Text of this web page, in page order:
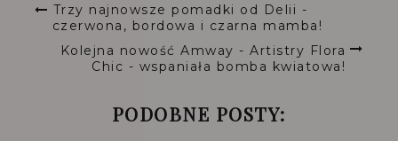
Trzy najnowsze pomadki od Delii -
czerwona, bordowa i czarna mamba!
Kolejna nowość Amway - Artistry Flora
Chic - wspaniała bomba kwiatowa!
PODOBNE POSTY: